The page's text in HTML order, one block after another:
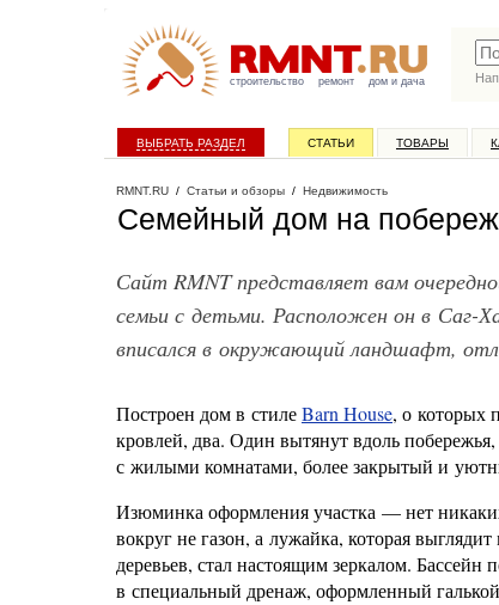
строительство ремонт дом и дача
ВЫБРАТЬ РАЗДЕЛ СТАТЬИ ТОВАРЫ
RMNT.RU / Статьи и обзоры / Недвижимость
Семейный дом на
Сайт RMNT представляет вам
семьи с детьми. Расположен он в
вписался в окружающий ландшафт,
Построен дом в стилеBarn House, о которых
кровлей, два. Один вытянут вдоль
с жилыми комнатами, более закрытый и
Изюминка оформления участка — нет
вокруг не газон, а лужайка, которая
деревьев, стал настоящим зеркалом.
в специальный дренаж, оформленный